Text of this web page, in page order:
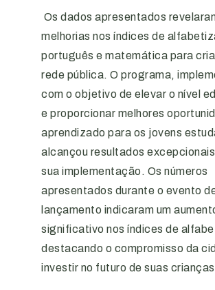
Os dados apresentados
melhorias nos índices de
português e matemática para
rede pública. O programa,
com o objetivo de elevar o nível
e proporcionar melhores
aprendizado para os jovens
alcançou resultados
sua implementação. Os números
apresentados durante o evento
lançamento indicaram um
significativo nos índices de
destacando o compromisso da
investir no futuro de suas